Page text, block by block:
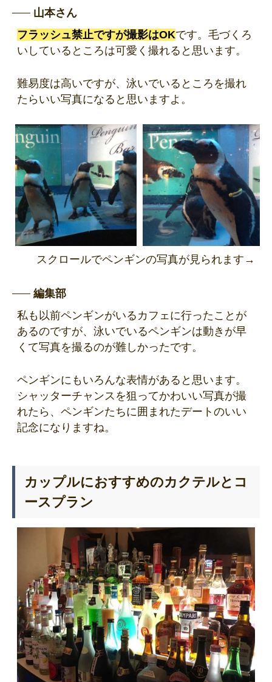
山本さん
フラッシュ禁止ですが撮影はOKです。毛づくろ
いしているところは可愛く撮れると思います。
難易度は高いですが、泳いでいるところを撮れ
たらいい写真になると思いますよ。
スクロールでペンギンの写真が見られます→
編集部
私も以前ペンギンがいるカフェに行ったことが
あるのですが、泳いでいるペンギンは動きが早
くて写真を撮るのが難しかったです。
ペンギンにもいろんな表情があると思います。
シャッターチャンスを狙ってかわいい写真が撮
れたら、ペンギンたちに囲まれたデートのいい
記念になりますね。
カップルにおすすめのカクテルとコ
ースプラン